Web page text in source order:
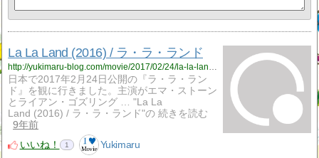
La La Land (2016) / ラ・ラ・ランド
日本で2017年2月24日公開の『ラ・ラ・ラン
ド』を観に行きました。主演がエマ・ストーン
とライアン・ゴズリング … "La La
Land (2016) / ラ・ラ・ランド"の 続きを読む
9年前
いいね！
1 Yukimaru